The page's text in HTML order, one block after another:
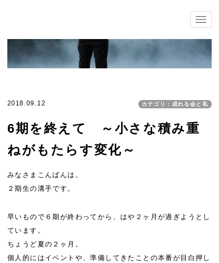
2018.09.12 カテゴリ：成れる会と私
6期を終えて ～小さな積み重
ねがもたらす変化～
みなさまこんばんは。
２期生の溝手です。
早いもので６期が終わってから、はや２ヶ月が過ぎようとし
ています。
ちょうど夏の２ヶ月。
個人的にはイベントや、準備してきたことの本番が目白押し